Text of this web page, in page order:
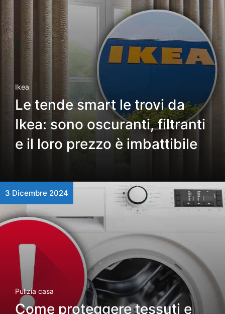
Ikea
Le tende smart le trovi da
Ikea: sono oscuranti, filtranti
e il loro prezzo è imbattibile
3 Dicembre 2024
Pulizia casa
Come proteggere tessuti e